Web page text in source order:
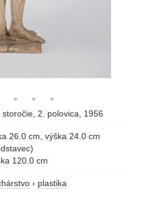
storočie, 2. polovica, 1956
26.0 cm, výška 24.0 cm
120.0 cm
› plastika